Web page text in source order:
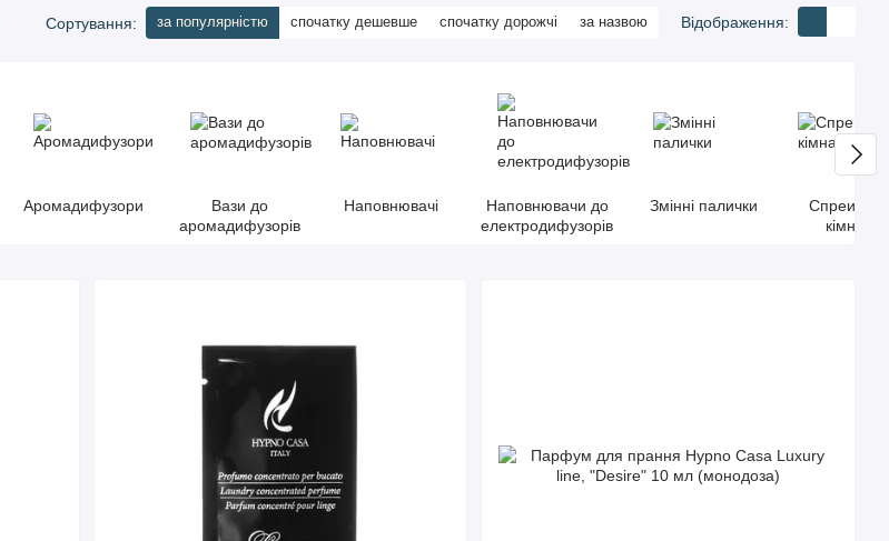
Сортування: за популярністю спочатку дешевше спочатку дорожчі за назвою Відображення:
Аромадифузори
Вази до
аромадифузорів
Наповнювачі
Наповнювачи до
електродифузорів
Змінні палички
Спреи для
кімнат